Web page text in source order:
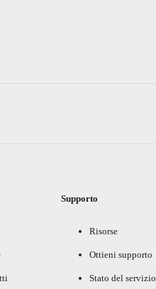
Supporto
Risorse
Ottieni supporto
Stato del servizio